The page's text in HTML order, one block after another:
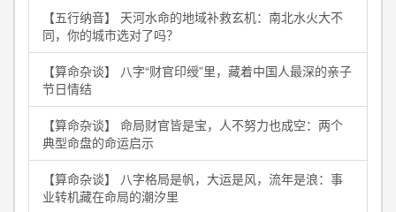
【五行纳音】 天河水命的地域补救玄机：南北水火大不
同，你的城市选对了吗？
【算命杂谈】 八字“财官印绶”里，藏着中国人最深的亲子
节日情结
【算命杂谈】 命局财官皆是宝，人不努力也成空：两个
典型命盘的命运启示
【算命杂谈】 八字格局是帆，大运是风，流年是浪：事
业转机藏在命局的潮汐里